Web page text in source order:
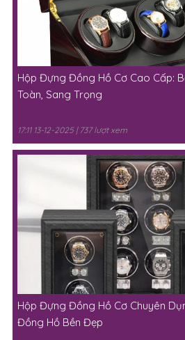
Hộp Đựng Đồng Hồ Cơ Cao Cấp:
Toàn, Sang Trọng
17:11 13-12-2025 | 737 lượt xem
Hộp Đựng Đồng Hồ Cơ Chuyên
Đồng Hồ Bền Đẹp